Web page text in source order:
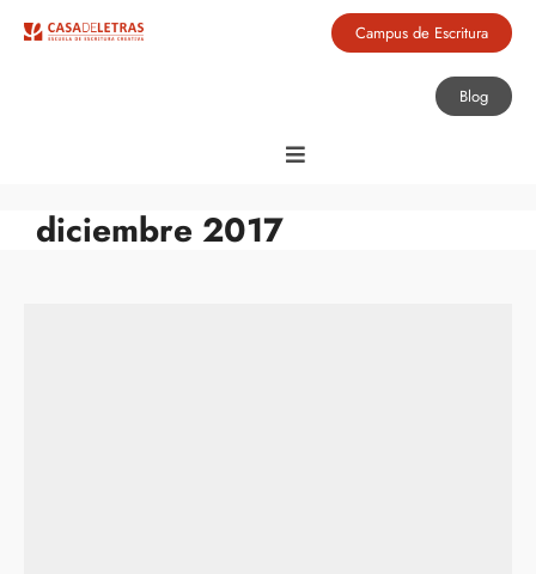
Campus de Escritura
Blog
diciembre 2017